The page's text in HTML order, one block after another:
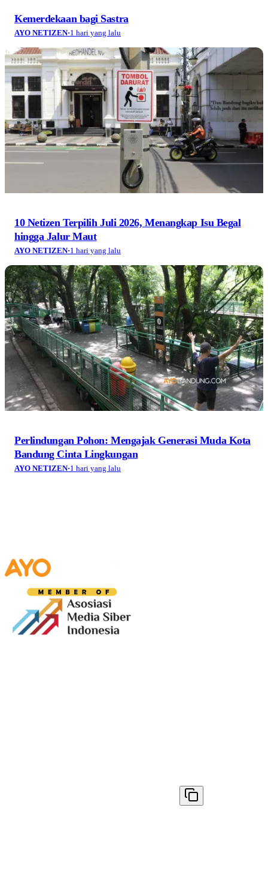
Kemerdekaan bagi Sastra
AYO NETIZEN·1 hari yang lalu
10 Netizen Terpilih Juli 2026, Menangkap Isu Begal
hingga Jalur Maut
AYO NETIZEN·1 hari yang lalu
Perlindungan Pohon: Mengajak Generasi Muda Kota
Bandung Cinta Lingkungan
AYO NETIZEN·1 hari yang lalu